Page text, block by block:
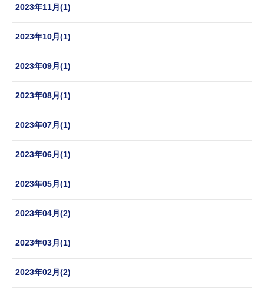
2023年11月(1)
2023年10月(1)
2023年09月(1)
2023年08月(1)
2023年07月(1)
2023年06月(1)
2023年05月(1)
2023年04月(2)
2023年03月(1)
2023年02月(2)